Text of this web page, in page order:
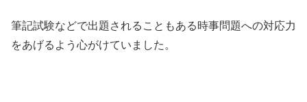
筆記試験などで出題されることもある時事問題への対応力
をあげるよう心がけていました。